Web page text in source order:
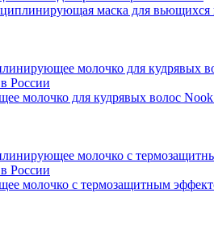
маска для
молочко для кудрявых волос
молочко с термозащитным